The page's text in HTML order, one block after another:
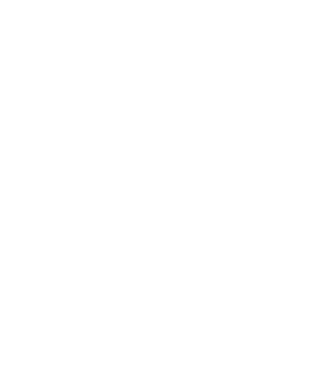
platita de catre client direct la receptia hotelului.